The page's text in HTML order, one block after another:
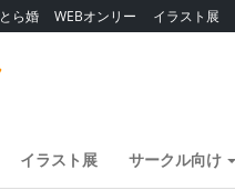
とら婚 WEBオンリー イラスト展
イラスト展 サークル向け